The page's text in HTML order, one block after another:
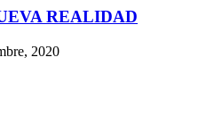
REALIDAD
2020